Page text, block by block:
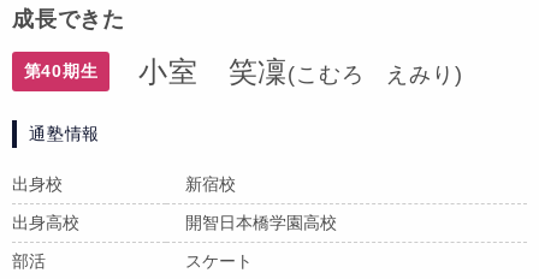
成長できた
第40期生 小室 笑凜(こむろ えみり)
通塾情報
出身校
新宿校
出身高校
開智日本橋学園高校
部活
スケート